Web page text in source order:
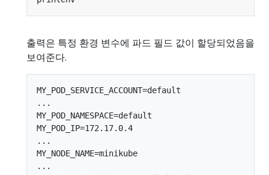
출력은 특정 환경 변수에 파드 필드 값이 할당되었음을
보여준다.
MY_POD_SERVICE_ACCOUNT=default
...
MY_POD_NAMESPACE=default
MY_POD_IP=172.17.0.4
...
MY_NODE_NAME=minikube
...